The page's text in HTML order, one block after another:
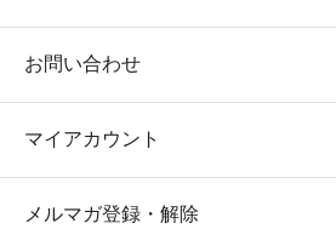
お問い合わせ
マイアカウント
メルマガ登録・解除